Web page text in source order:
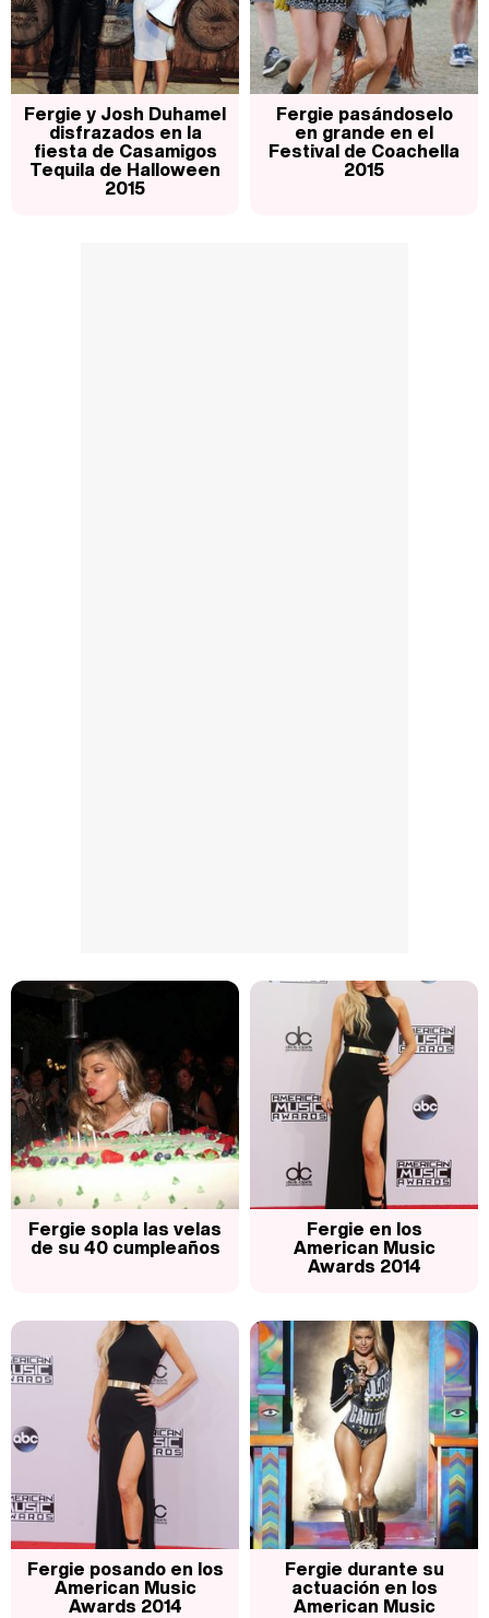
Fergie y Josh Duhamel
disfrazados en la
fiesta de Casamigos
Tequila de Halloween
2015
Fergie pasándoselo
en grande en el
Festival de Coachella
2015
Fergie sopla las velas
de su 40 cumpleaños
Fergie en los
American Music
Awards 2014
Fergie posando en los
American Music
Awards 2014
Fergie durante su
actuación en los
American Music